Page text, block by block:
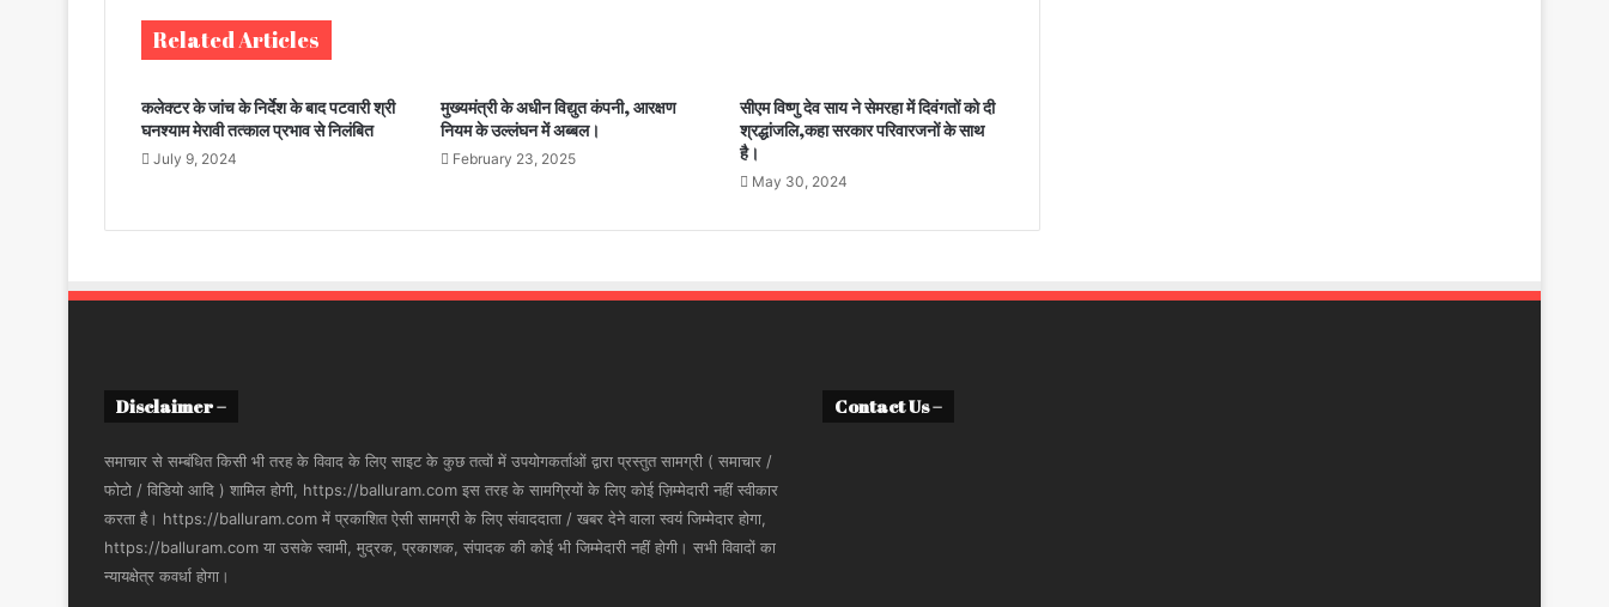
Related Articles
कलेक्टर के जांच के निर्देश के बाद पटवारी श्री
घनश्याम मेरावी तत्काल प्रभाव से निलंबित
July 9, 2024
मुख्यमंत्री के अधीन विद्युत कंपनी, आरक्षण
नियम के उल्लंघन में अब्बल।
February 23, 2025
सीएम विष्णु देव साय ने सेमरहा में दिवंगतों को दी
श्रद्धांजलि,कहा सरकार परिवारजनों के साथ
है।
May 30, 2024
Disclaimer –
समाचार से सम्बंधित किसी भी तरह के विवाद के लिए साइट के कुछ तत्वों में उपयोगकर्ताओं द्वारा प्रस्तुत सामग्री ( समाचार /
फोटो / विडियो आदि ) शामिल होगी, https://balluram.com इस तरह के सामग्रियों के लिए कोई ज़िम्मेदारी नहीं स्वीकार
करता है। https://balluram.com में प्रकाशित ऐसी सामग्री के लिए संवाददाता / खबर देने वाला स्वयं जिम्मेदार होगा,
https://balluram.com या उसके स्वामी, मुद्रक, प्रकाशक, संपादक की कोई भी जिम्मेदारी नहीं होगी। सभी विवादों का
न्यायक्षेत्र कवर्धा होगा।
Contact Us –